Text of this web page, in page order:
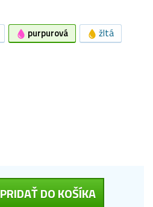
purpurová žltá
PRIDAŤ DO KOŠÍKA